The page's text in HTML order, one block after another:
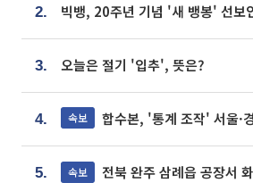
2.
3. 오늘은 절기 '입추', 뜻은?
4. 속보 합수본, '통계 조작' 서울·경기·충북 선
5. 속보 전북 완주 삼례읍 공장서